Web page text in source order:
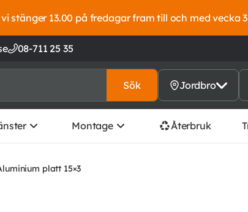
stänger 13.00 på fredagar fram till och med vecka
08-711 25 35
Sök Jordbro
Montage Återbruk
platt 15×3